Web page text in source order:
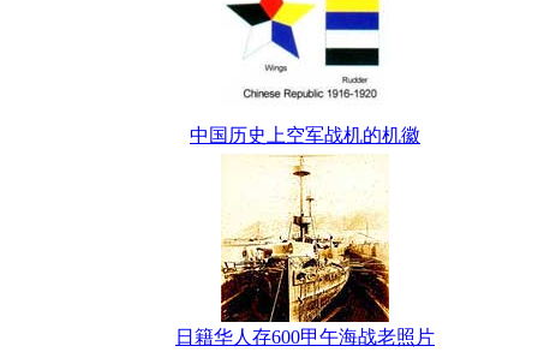
中国历史上空军战机的机徽
日籍华人存600甲午海战老照片